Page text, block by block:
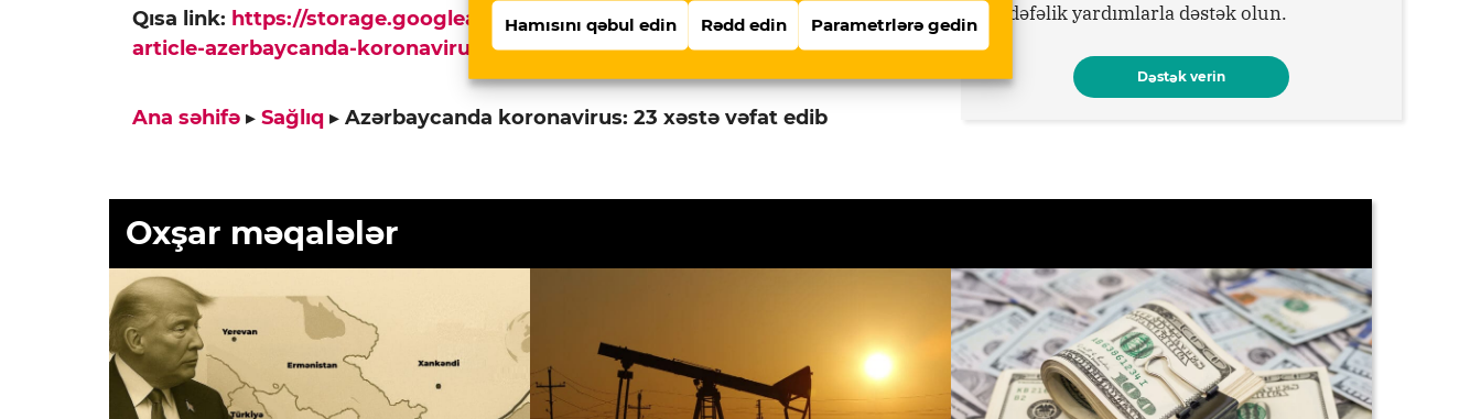
Hamısını qəbul edin Rədd edin Parametrlərə gedin
Qısa link: https://storage.googleapis.com/qurium/www.meydan.tv/az-
article-azerbaycanda-koronavirus-23-xeste-vefat-edib.html
Kopyala
Ana səhifə ▸ Sağlıq ▸ Azərbaycanda koronavirus: 23 xəstə vəfat edib
birdəfəlik yardımlarla dəstək olun.
Dəstək verin
Oxşar məqalələr